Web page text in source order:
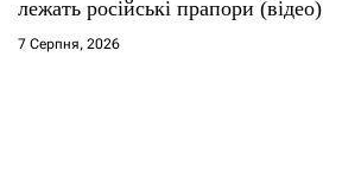
лежать російські прапори (відео)
7 Серпня, 2026